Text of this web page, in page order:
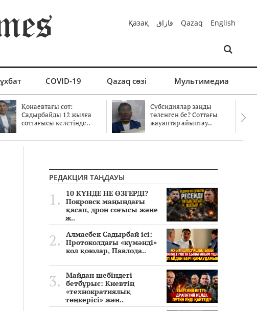
Қазақ قازاق Qazaq English
COVID-19 Qazaq сөзі Мультимедиа
Қонаевтағы сот:
Садырбайды 12 жылға
соттағысы келетінде..
Субсидиялар заңды
төленген бе? Соттағы
жауаптар айыптау..
РЕДАКЦИЯ ТАҢДАУЫ
10 КҮНДЕ НЕ ӨЗГЕРДІ?
Покровск маңындағы
қасап, дрон соғысы және
ж..
Алмасбек Садырбай ісі:
Протоколдағы «күмәнді»
кол қоюлар, Павлода..
Майдан шебіндегі
бетбұрыс: Киевтің
«технократиялық
төңкерісі» жән..